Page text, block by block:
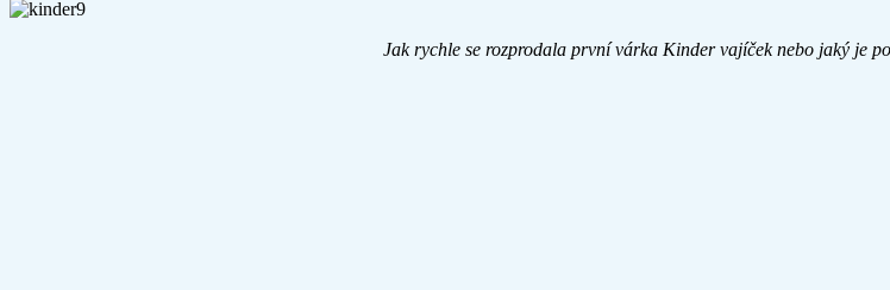
Jak rychle se rozprodala první várka Kinder vajíček nebo jaký je